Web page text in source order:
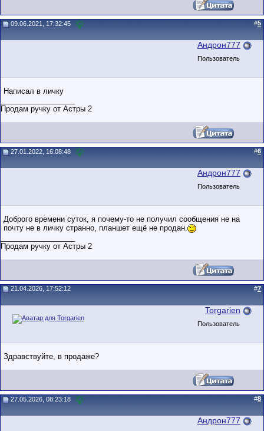
09.06.2021, 17:32:45 #5
Андрон777
Пользователь
Написал в личку
Продам ручку от Астры 2
27.01.2022, 16:08:48 #6
Андрон777
Пользователь
Доброго времени суток, я почему-то не получил сообщения не на
почту не в личку странно, планшет ещё не продан.
Продам ручку от Астры 2
21.04.2026, 17:52:12 #7
Torgarien
Пользователь
Здравствуйте, в продаже?
27.05.2026, 08:23:18 #8
Андрон777